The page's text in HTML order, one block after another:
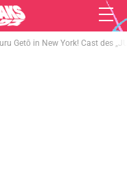
Getō in New York! Cast des